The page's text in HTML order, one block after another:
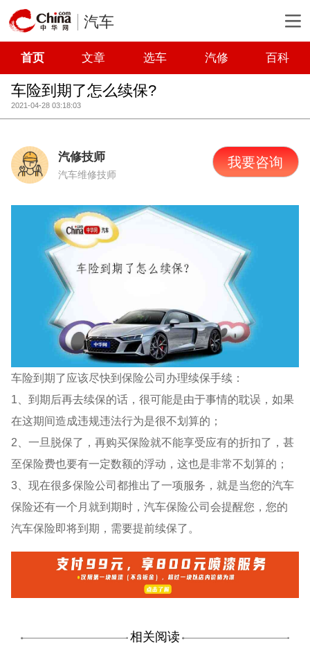
汽车
首页 文章 选车 汽修 百科
车险到期了怎么续保?
2021-04-28 03:18:03
汽修技师
汽车维修技师
我要咨询
车险到期了应该尽快到保险公司办理续保手续：
1、到期后再去续保的话，很可能是由于事情的耽误，如果
在这期间造成违规违法行为是很不划算的；
2、一旦脱保了，再购买保险就不能享受应有的折扣了，甚
至保险费也要有一定数额的浮动，这也是非常不划算的；
3、现在很多保险公司都推出了一项服务，就是当您的汽车
保险还有一个月就到期时，汽车保险公司会提醒您，您的
汽车保险即将到期，需要提前续保了。
相关阅读